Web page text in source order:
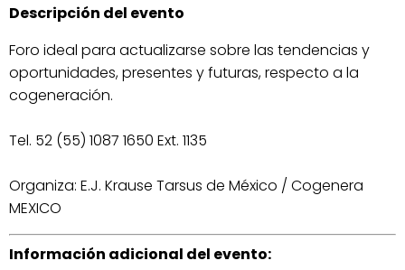
Descripción del evento
Foro ideal para actualizarse sobre las tendencias y
oportunidades, presentes y futuras, respecto a la
cogeneración.
Tel. 52 (55) 1087 1650 Ext. 1135
Organiza: E.J. Krause Tarsus de México / Cogenera
MEXICO
Información adicional del evento: